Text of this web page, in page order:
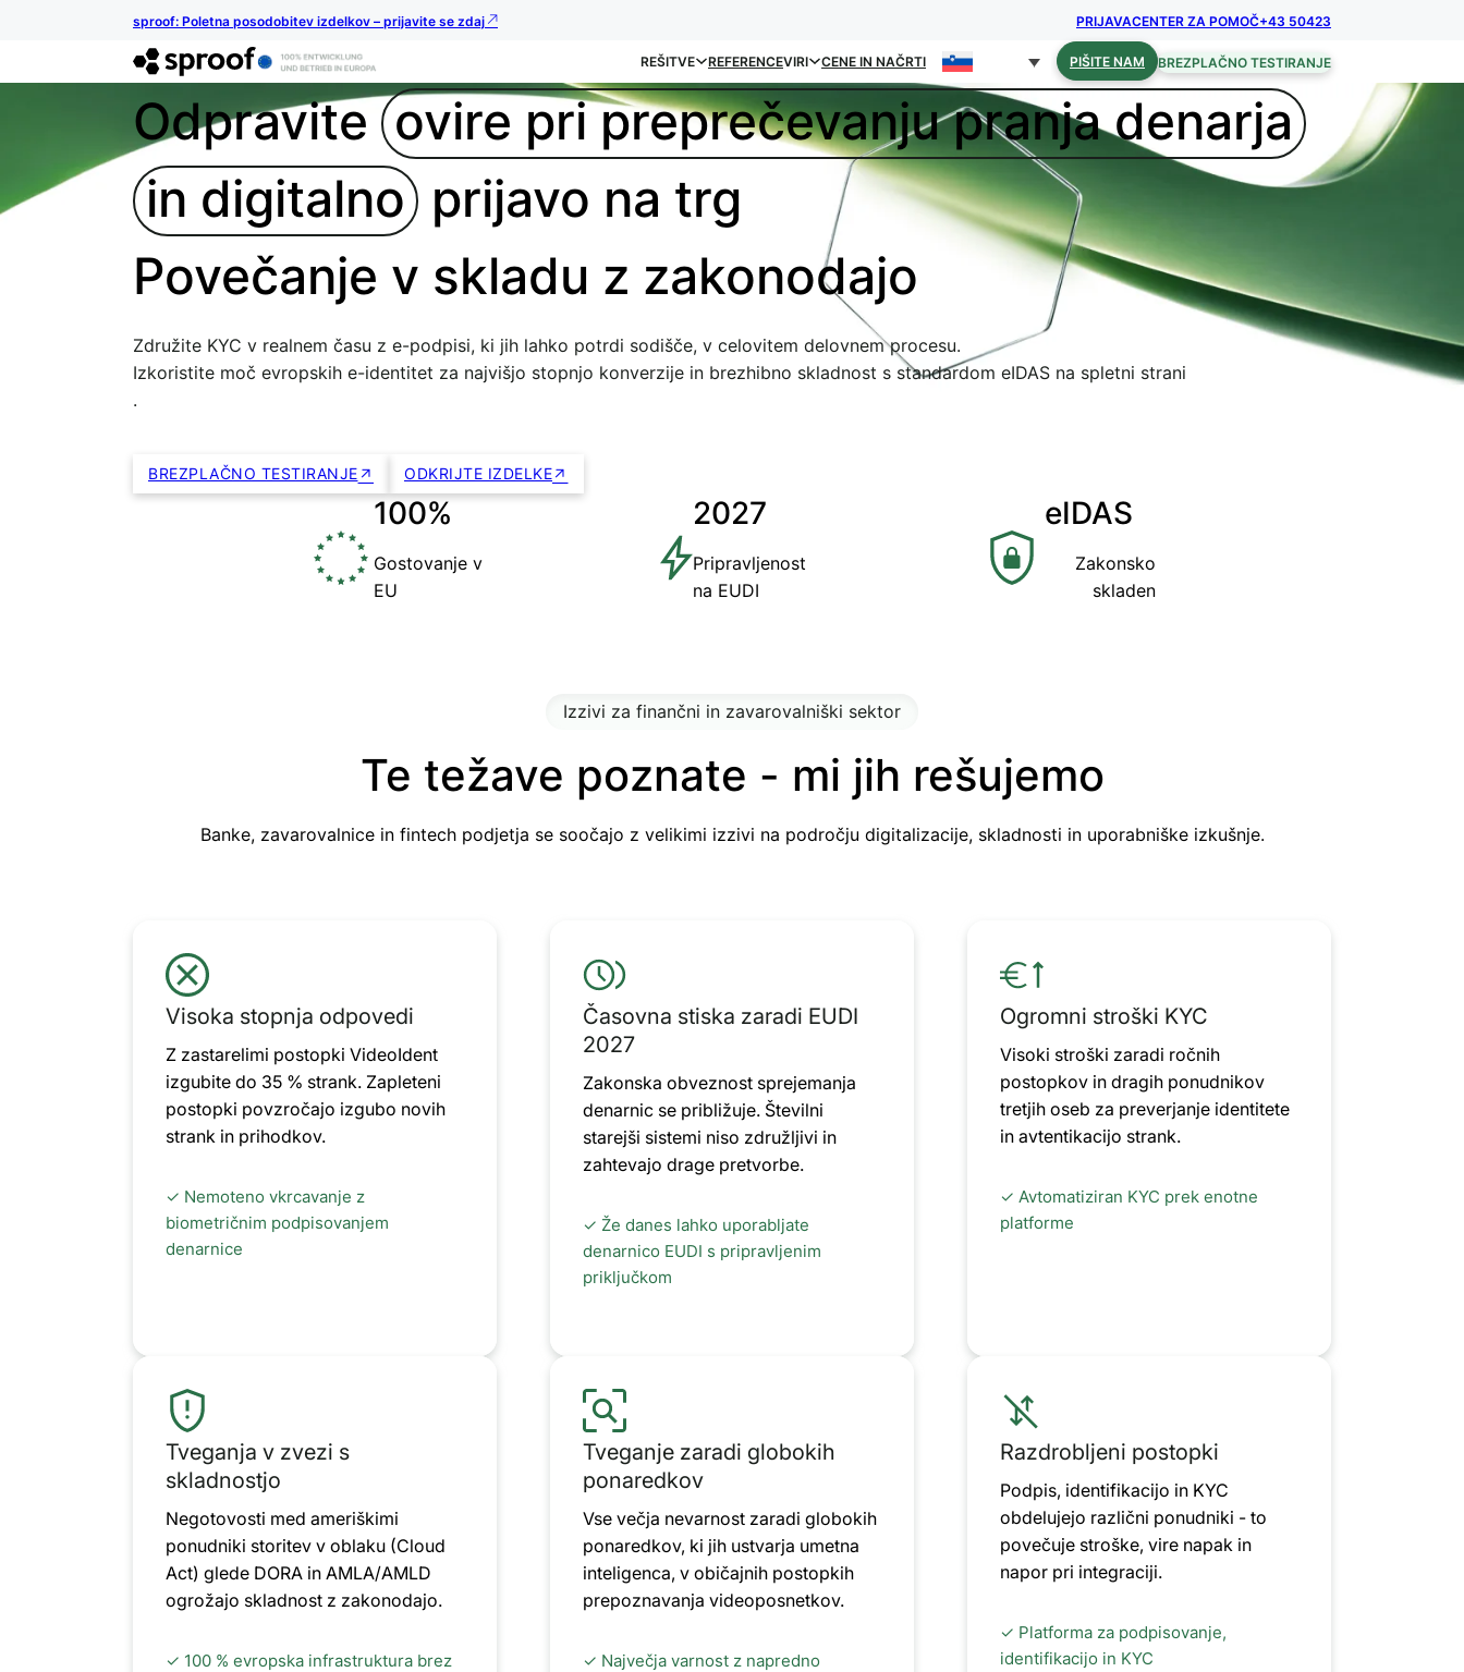
sproof: Poletna posodobitev izdelkov – prijavite se zdaj PRIJAVACENTER ZA POMOČ+43 50423
REŠITVE REFERENCEVIRI CENE IN NAČRTI PIŠITE NAM BREZPLAČNO TESTIRANJE
Odpravite ovire pri preprečevanju pranja denarja
in digitalno prijavo na trg
Povečanje v skladu z zakonodajo
Združite KYC v realnem času z e-podpisi, ki jih lahko potrdi sodišče, v celovitem delovnem procesu.
Izkoristite moč evropskih e-identitet za najvišjo stopnjo konverzije in brezhibno skladnost s standardom eIDAS na spletni strani
.
BREZPLAČNO TESTIRANJE ODKRIJTE IZDELKE
100%
Gostovanje v
EU
2027
Pripravljenost
na EUDI
eIDAS
Zakonsko
skladen
Izzivi za finančni in zavarovalniški sektor
Te težave poznate - mi jih rešujemo
Banke, zavarovalnice in fintech podjetja se soočajo z velikimi izzivi na področju digitalizacije, skladnosti in uporabniške izkušnje.
Visoka stopnja odpovedi
Z zastarelimi postopki VideoIdent
izgubite do 35 % strank. Zapleteni
postopki povzročajo izgubo novih
strank in prihodkov.
✓ Nemoteno vkrcavanje z
biometričnim podpisovanjem
denarnice
Časovna stiska zaradi EUDI
2027
Zakonska obveznost sprejemanja
denarnic se približuje. Številni
starejši sistemi niso združljivi in
zahtevajo drage pretvorbe.
✓ Že danes lahko uporabljate
denarnico EUDI s pripravljenim
priključkom
Ogromni stroški KYC
Visoki stroški zaradi ročnih
postopkov in dragih ponudnikov
tretjih oseb za preverjanje identitete
in avtentikacijo strank.
✓ Avtomatiziran KYC prek enotne
platforme
Tveganja v zvezi s
skladnostjo
Negotovosti med ameriškimi
ponudniki storitev v oblaku (Cloud
Act) glede DORA in AMLA/AMLD
ogrožajo skladnost z zakonodajo.
✓ 100 % evropska infrastruktura brez
Tveganje zaradi globokih
ponaredkov
Vse večja nevarnost zaradi globokih
ponaredkov, ki jih ustvarja umetna
inteligenca, v običajnih postopkih
prepoznavanja videoposnetkov.
✓ Največja varnost z napredno
Razdrobljeni postopki
Podpis, identifikacijo in KYC
obdelujejo različni ponudniki - to
povečuje stroške, vire napak in
napor pri integraciji.
✓ Platforma za podpisovanje,
identifikacijo in KYC